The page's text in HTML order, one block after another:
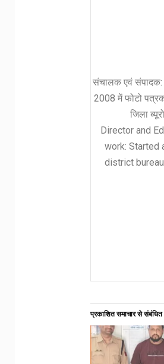
संचालक एवं संपादक:
2008 में फोटो
जिला
Director and
work: Started
district
प्रकाशित समाचार से